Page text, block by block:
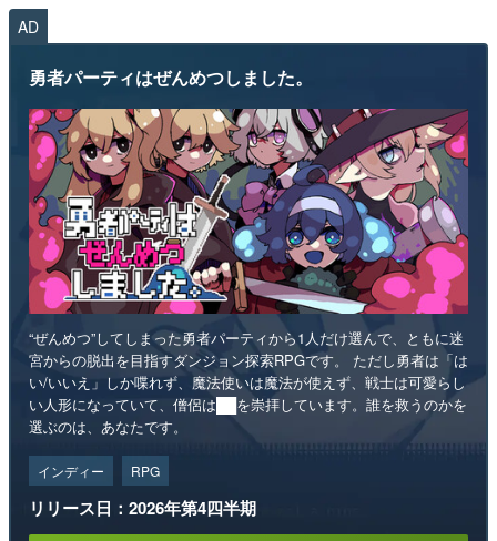
AD
勇者パーティはぜんめつしました。
“ぜんめつ”してしまった勇者パーティから1人だけ選んで、ともに迷
宮からの脱出を目指すダンジョン探索RPGです。 ただし勇者は「は
い/いいえ」しか喋れず、魔法使いは魔法が使えず、戦士は可愛らし
い人形になっていて、僧侶は██を崇拝しています。誰を救うのかを
選ぶのは、あなたです。
インディー RPG
リリース日：2026年第4四半期